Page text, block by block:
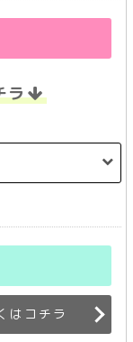
ラ
はコチラ